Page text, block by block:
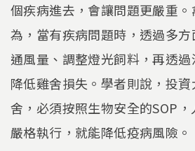
個疾病進去，會讓問題更嚴重
為，當有疾病問題時，透過多
通風量、調整燈光飼料，再透
降低雞舍損失。學者則說，投
舍，必須按照生物安全的SOP
嚴格執行，就能降低疫病風險。